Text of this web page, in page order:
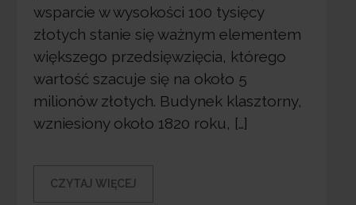
wsparcie w wysokości 100 tysięcy
złotych stanie się ważnym elementem
większego przedsięwzięcia, którego
wartość szacuje się na około 5
milionów złotych. Budynek klasztorny,
wzniesiony około 1820 roku, […]
CZYTAJ WIĘCEJ